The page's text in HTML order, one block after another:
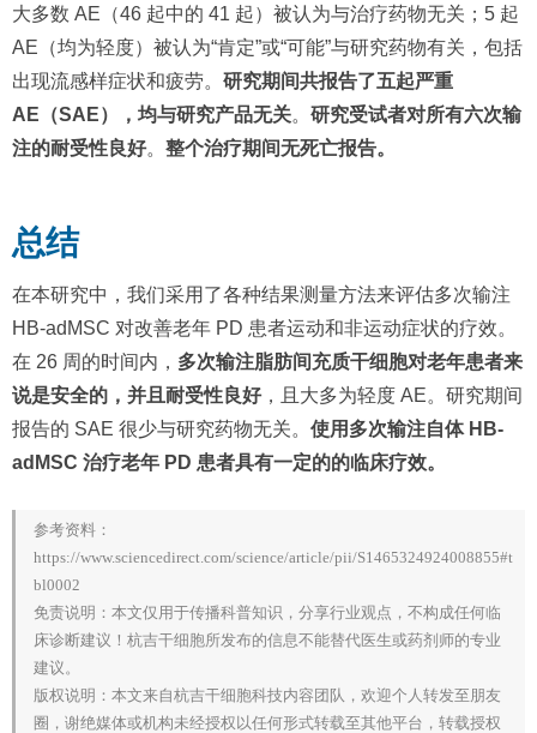
大多数 AE（46 起中的 41 起）被认为与治疗药物无关；5 起
AE（均为轻度）被认为“肯定”或“可能”与研究药物有关，包括
出现流感样症状和疲劳。 研究期间共报告了五起严重
AE（SAE），均与研究产品无关。 研究受试者对所有六次输
注的耐受性良好。 整个治疗期间无死亡报告。
总结
在本研究中，我们采用了各种结果测量方法来评估多次输注
HB-adMSC 对改善老年 PD 患者运动和非运动症状的疗效。
在 26 周的时间内， 多次输注脂肪间充质干细胞对老年患者来
说是安全的，并且耐受性良好，且大多为轻度 AE。研究期间
报告的 SAE 很少与研究药物无关。 使用多次输注自体 HB-
adMSC 治疗老年 PD 患者具有一定的的临床疗效。
参考资料：
https://www.sciencedirect.com/science/article/pii/S1465324924008855#t
bl0002
免责说明：本文仅用于传播科普知识，分享行业观点，不构成任何临
床诊断建议！杭吉干细胞所发布的信息不能替代医生或药剂师的专业
建议。
版权说明：本文来自杭吉干细胞科技内容团队，欢迎个人转发至朋友
圈，谢绝媒体或机构未经授权以任何形式转载至其他平台，转载授权